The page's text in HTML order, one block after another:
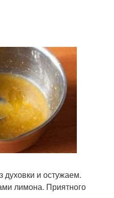
духовки и остужаем.
лимона. Приятного